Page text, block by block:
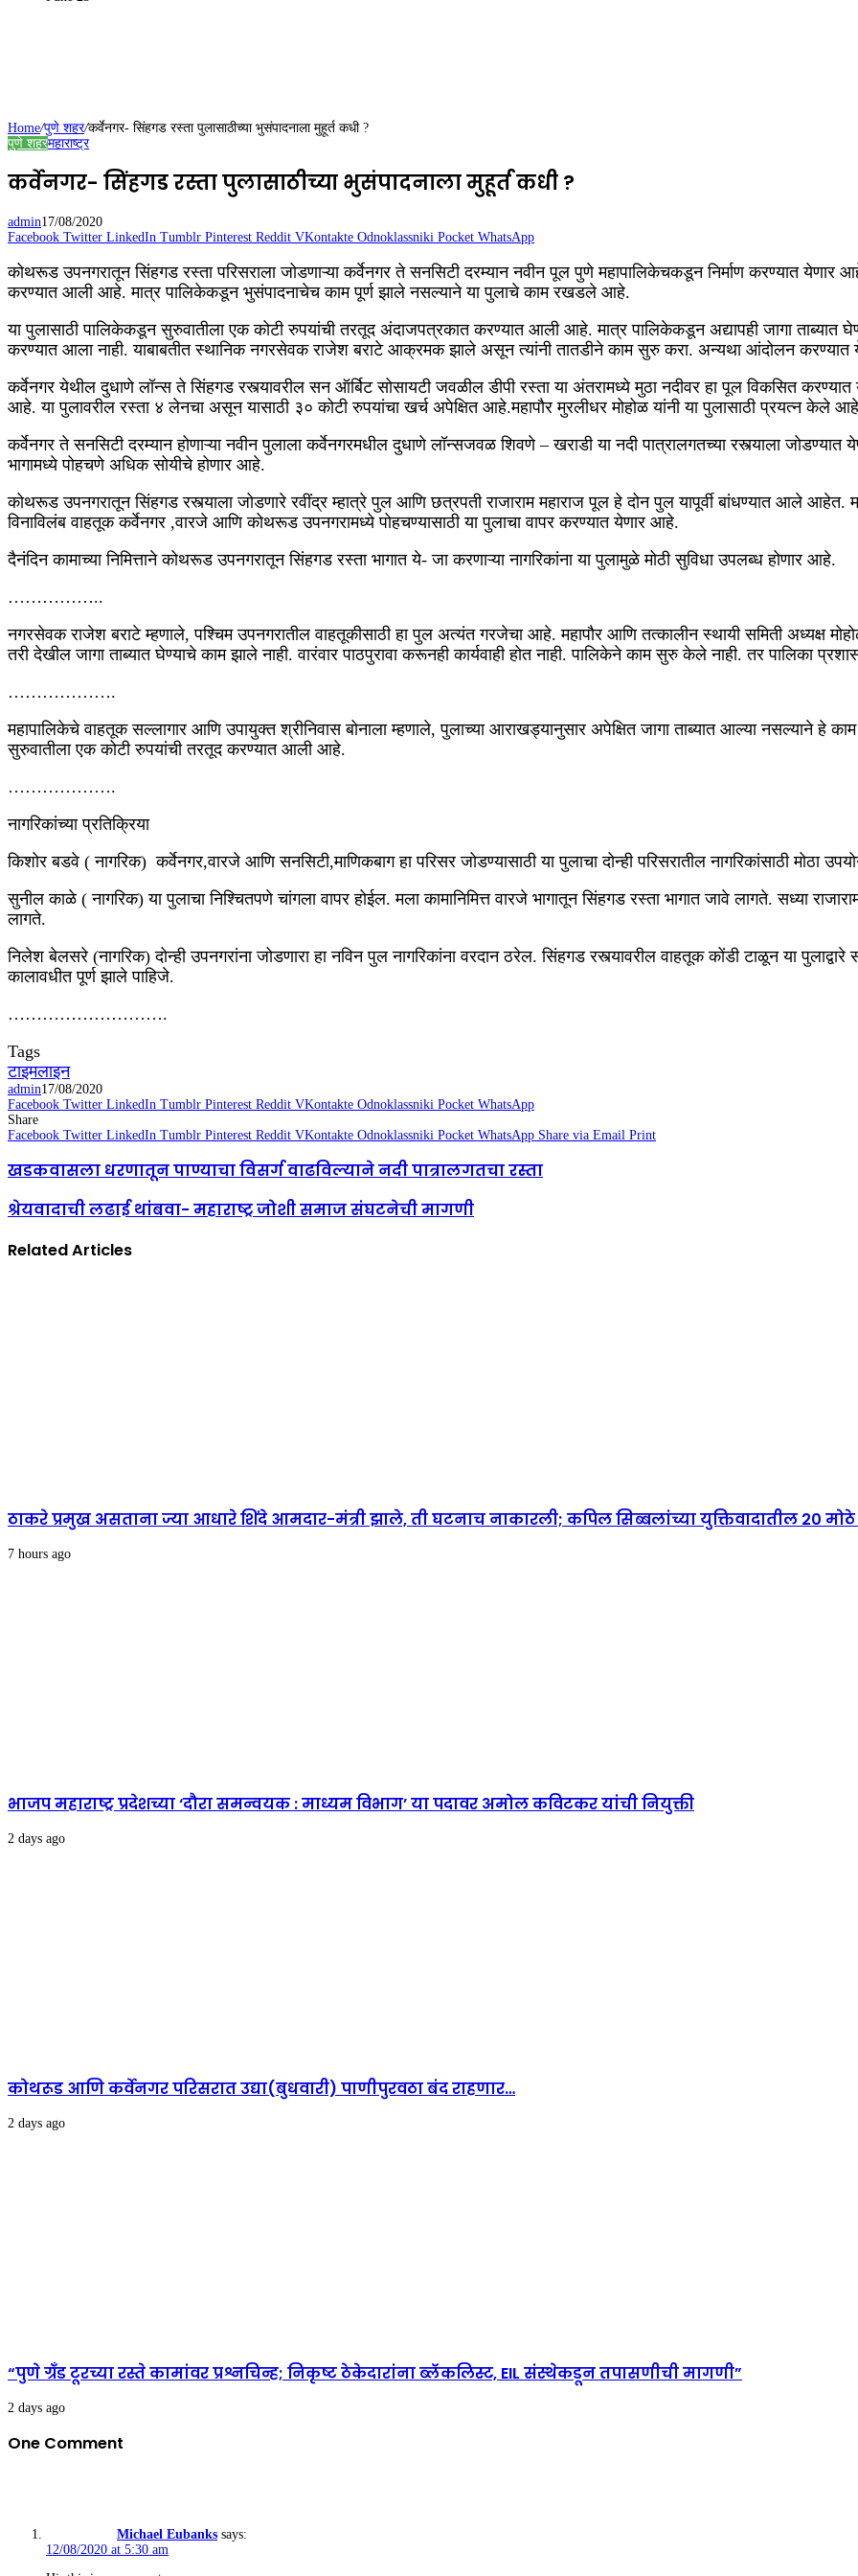
Home/पुणे शहर/कर्वेनगर- सिंहगड रस्ता पुलासाठीच्या भुसंपादनाला मुहूर्त कधी ?
पुणे शहरमहाराष्ट्र
कर्वेनगर- सिंहगड रस्ता पुलासाठीच्या भुसंपादनाला मुहूर्त कधी ?
admin17/08/2020
Facebook Twitter LinkedIn Tumblr Pinterest Reddit VKontakte Odnoklassniki Pocket WhatsApp
कोथरूड उपनगरातून सिंहगड रस्ता परिसराला जोडणाऱ्या कर्वेनगर ते सनसिटी दरम्यान नवीन पूल पुणे महापालिकेचकडून निर्माण करण्यात
करण्यात आली आहे. मात्र पालिकेकडून भुसंपादनाचेच काम पूर्ण झाले नसल्याने या पुलाचे काम रखडले आहे.
या पुलासाठी पालिकेकडून सुरुवातीला एक कोटी रुपयांची तरतूद अंदाजपत्रकात करण्यात आली आहे. मात्र पालिकेकडून अद्यापही जागा ताब्यात
करण्यात आला नाही. याबाबतीत स्थानिक नगरसेवक राजेश बराटे आक्रमक झाले असून त्यांनी तातडीने काम सुरु करा. अन्यथा आंदोलन करण्यात
कर्वेनगर येथील दुधाणे लॉन्स ते सिंहगड रस्त्यावरील सन ऑर्बिट सोसायटी जवळील डीपी रस्ता या अंतरामध्ये मुठा नदीवर हा पूल विकसित
आहे. या पुलावरील रस्ता ४ लेनचा असून यासाठी ३० कोटी रुपयांचा खर्च अपेक्षित आहे.महापौर मुरलीधर मोहोळ यांनी या पुलासाठी प्रयत्न केले
‎कर्वेनगर ते सनसिटी दरम्यान होणाऱ्या नवीन पुलाला कर्वेनगरमधील दुधाणे लॉन्सजवळ शिवणे – खराडी या नदी पात्रालगतच्या रस्त्याला जोडण्यात
भागामध्ये पोहचणे अधिक सोयीचे होणार आहे.
‎कोथरूड उपनगरातून सिंहगड रस्त्याला जोडणारे रवींद्र म्हात्रे पुल आणि छत्रपती राजाराम महाराज पूल हे दोन पुल यापूर्वी बांधण्यात आले आहेत.
विनाविलंब वाहतूक कर्वेनगर ,वारजे आणि कोथरूड उपनगरामध्ये पोहचण्यासाठी या पुलाचा वापर करण्यात येणार आहे.
दैनंदिन कामाच्या निमित्ताने ‎कोथरूड उपनगरातून सिंहगड रस्ता भागात ये- जा करणाऱ्या नागरिकांना या पुलामुळे मोठी सुविधा उपलब्ध होणार आहे.
‎……………..
नगरसेवक राजेश बराटे म्हणाले, पश्चिम उपनगरातील वाहतूकीसाठी हा पुल अत्यंत गरजेचा आहे. महापौर आणि तत्कालीन स्थायी समिती अध्यक्ष
तरी देखील जागा ताब्यात घेण्याचे काम झाले नाही. वारंवार पाठपुरावा करूनही कार्यवाही होत नाही. पालिकेने काम सुरु केले नाही. तर पालिका
‎……………….
‎महापालिकेचे वाहतूक सल्लागार आणि उपायुक्त श्रीनिवास बोनाला म्हणाले, पुलाच्या आराखड्यानुसार अपेक्षित जागा ताब्यात आल्या नसल्याने हे
सुरुवातीला एक कोटी रुपयांची तरतूद करण्यात आली आहे.
‎……………….
‎नागरिकांच्या प्रतिक्रिया
‎किशोर बडवे ( नागरिक) कर्वेनगर,वारजे आणि सनसिटी,माणिकबाग हा परिसर जोडण्यासाठी या पुलाचा दोन्ही परिसरातील नागरिकांसाठी मोठा
‎सुनील काळे ( नागरिक) या पुलाचा निश्चितपणे चांगला वापर होईल. मला कामानिमित्त वारजे भागातून सिंहगड रस्ता भागात जावे लागते. सध्या
लागते.
निलेश बेलसरे (नागरिक) दोन्ही उपनगरांना जोडणारा हा नविन पुल नागरिकांना वरदान ठरेल. सिंहगड रस्त्यावरील वाहतूक कोंडी टाळून या
कालावधीत पूर्ण झाले पाहिजे.
‎……………………….
Tags
टाइमलाइन
admin17/08/2020
Facebook Twitter LinkedIn Tumblr Pinterest Reddit VKontakte Odnoklassniki Pocket WhatsApp
Share
Facebook Twitter LinkedIn Tumblr Pinterest Reddit VKontakte Odnoklassniki Pocket WhatsApp Share via Email Print
खडकवासला धरणातून पाण्याचा विसर्ग वाढविल्याने नदी पात्रालगतचा रस्ता
श्रेयवादाची लढाई थांबवा- महाराष्ट्र जोशी समाज संघटनेची मागणी
Related Articles
ठाकरे प्रमुख असताना ज्या आधारे शिंदे आमदार-मंत्री झाले, ती घटनाच नाकारली; कपिल सिब्बलांच्या युक्तिवादातील 20 मोठे
7 hours ago
भाजप महाराष्ट्र प्रदेशच्या ‘दौरा समन्वयक : माध्यम विभाग’ या पदावर अमोल कविटकर यांची नियुक्ती
2 days ago
कोथरूड आणि कर्वेनगर परिसरात उद्या(बुधवारी) पाणीपुरवठा बंद राहणार…
2 days ago
“पुणे ग्रँड टूरच्या रस्ते कामांवर प्रश्नचिन्ह; निकृष्ट ठेकेदारांना ब्लॅकलिस्ट, EIL संस्थेकडून तपासणीची मागणी”
2 days ago
One Comment
Michael Eubanks says:
12/08/2020 at 5:30 am